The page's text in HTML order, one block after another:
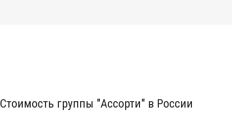
Стоимость группы "Ассорти" в России